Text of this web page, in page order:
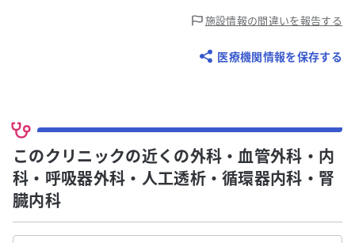
施設情報の間違いを報告する
医療機関情報を保存する
このクリニックの近くの外科・血管外科・内
科・呼吸器外科・人工透析・循環器内科・腎
臓内科